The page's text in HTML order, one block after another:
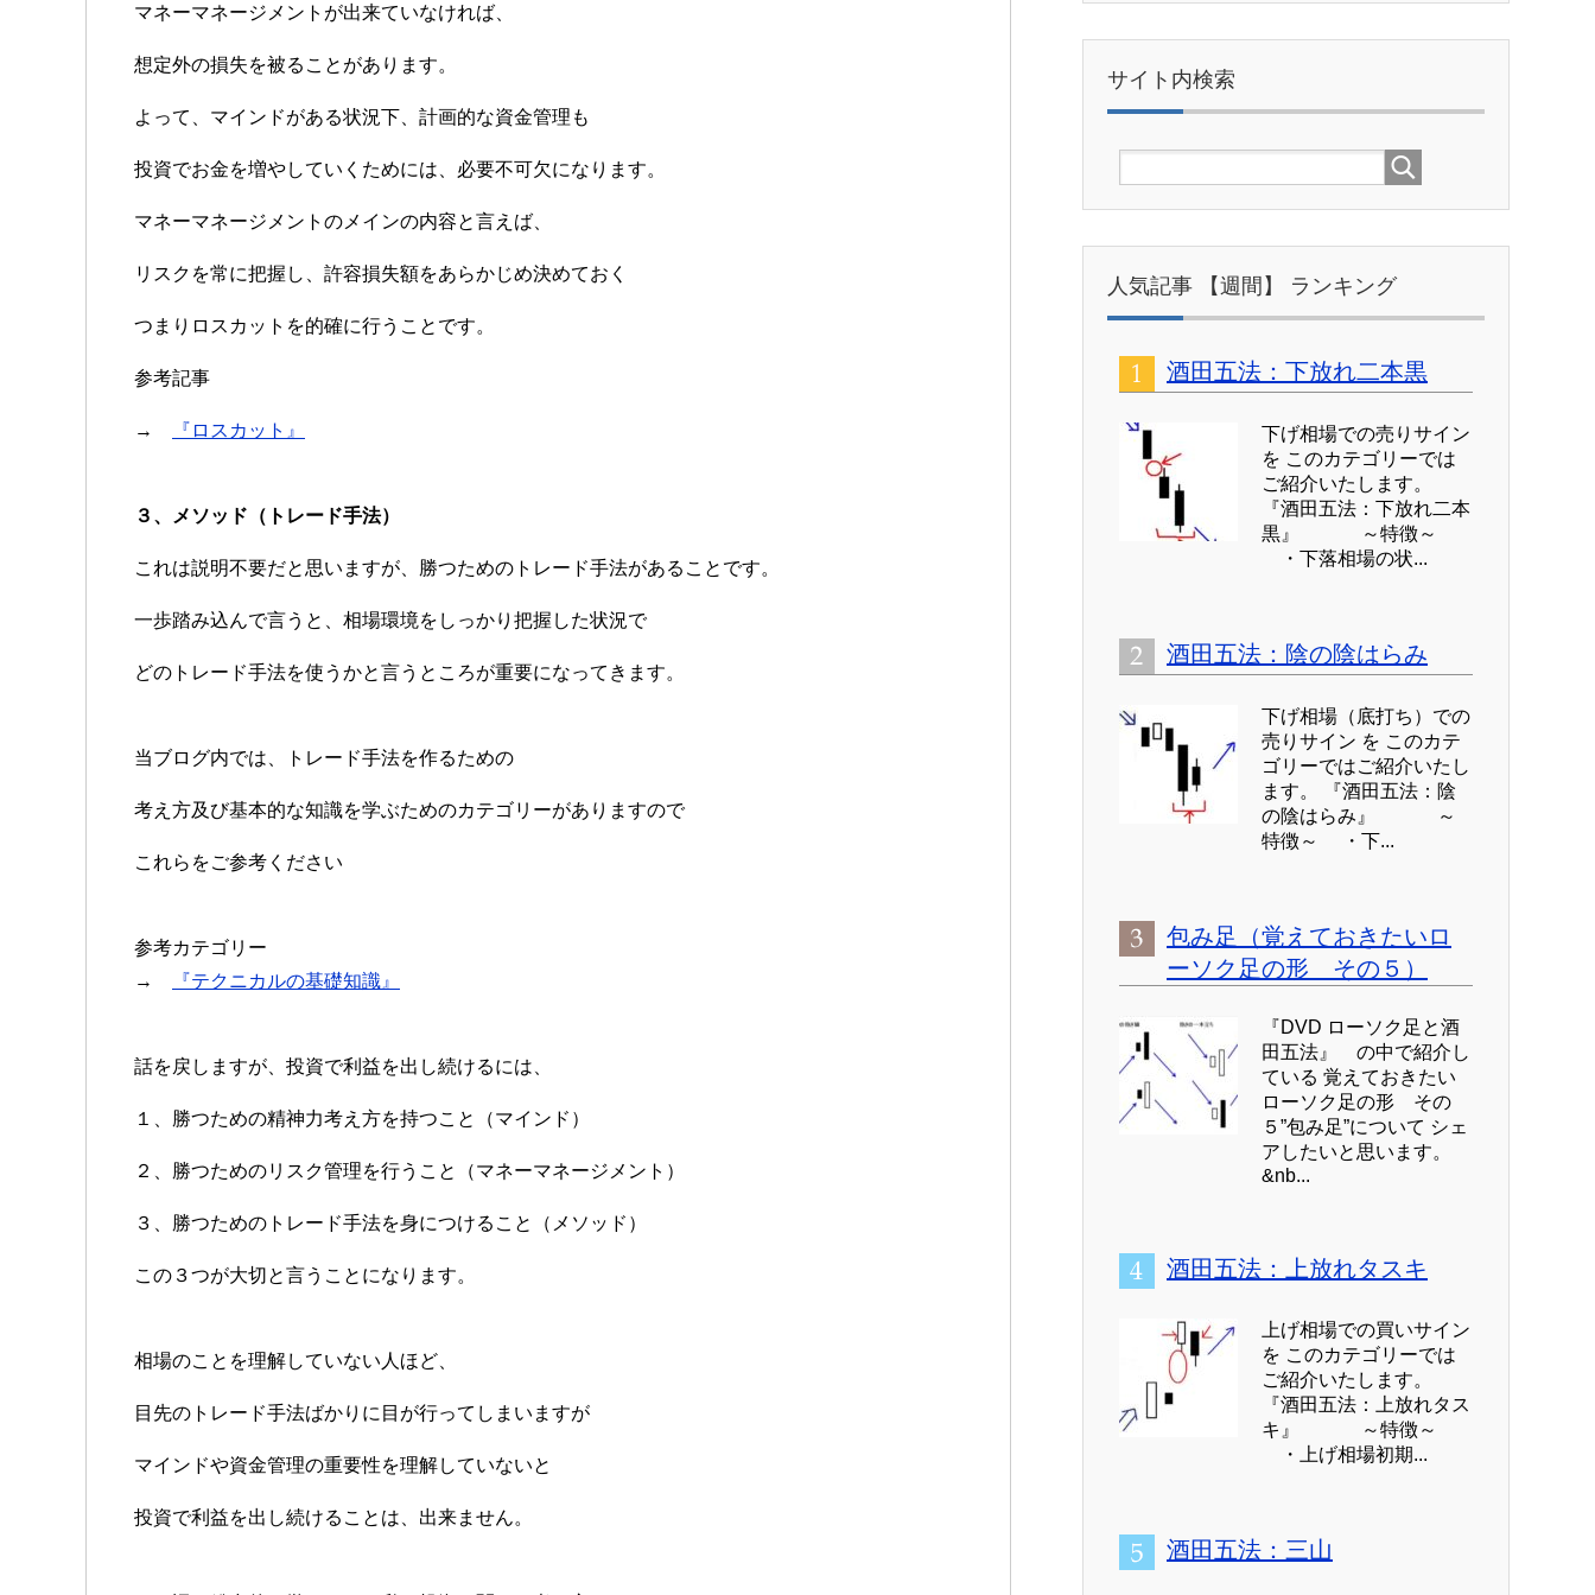
マネーマネージメントが出来ていなければ、
想定外の損失を被ることがあります。
よって、マインドがある状況下、計画的な資金管理も
投資でお金を増やしていくためには、必要不可欠になります。
マネーマネージメントのメインの内容と言えば、
リスクを常に把握し、許容損失額をあらかじめ決めておく
つまりロスカットを的確に行うことです。
参考記事
→ 『ロスカット』
３、メソッド（トレード手法）
これは説明不要だと思いますが、勝つためのトレード手法があることです。
一歩踏み込んで言うと、相場環境をしっかり把握した状況で
どのトレード手法を使うかと言うところが重要になってきます。
当ブログ内では、トレード手法を作るための
考え方及び基本的な知識を学ぶためのカテゴリーがありますので
これらをご参考ください
参考カテゴリー
→
『テクニカルの基礎知識』
話を戻しますが、投資で利益を出し続けるには、
１、勝つための精神力考え方を持つこと（マインド）
２、勝つためのリスク管理を行うこと（マネーマネージメント）
３、勝つためのトレード手法を身につけること（メソッド）
この３つが大切と言うことになります。
相場のことを理解していない人ほど、
目先のトレード手法ばかりに目が行ってしまいますが
マインドや資金管理の重要性を理解していないと
投資で利益を出し続けることは、出来ません。
サイト内検索
人気記事 【週間】 ランキング
酒田五法：下放れ二本黒
下げ相場での売りサイン
を このカテゴリーでは
ご紹介いたします。
『酒田五法：下放れ二本
黒』 ～特徴～
・下落相場の状...
酒田五法：陰の陰はらみ
下げ相場（底打ち）での
売りサイン を このカテ
ゴリーではご紹介いたし
ます。 『酒田五法：陰
の陰はらみ』 ～
特徴～ ・下...
包み足（覚えておきたいロ
ーソク足の形 その５）
『DVD ローソク足と酒
田五法』 の中で紹介し
ている 覚えておきたい
ローソク足の形 その
５”包み足”について シェ
アしたいと思います。
&nb...
酒田五法：上放れタスキ
上げ相場での買いサイン
を このカテゴリーでは
ご紹介いたします。
『酒田五法：上放れタス
キ』 ～特徴～
・上げ相場初期...
酒田五法：三山